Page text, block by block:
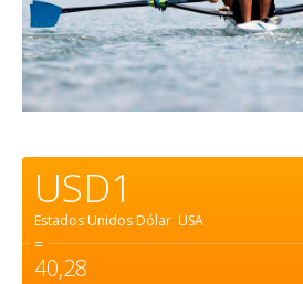
USD1
Estados Unidos Dólar. USA
=
40,28